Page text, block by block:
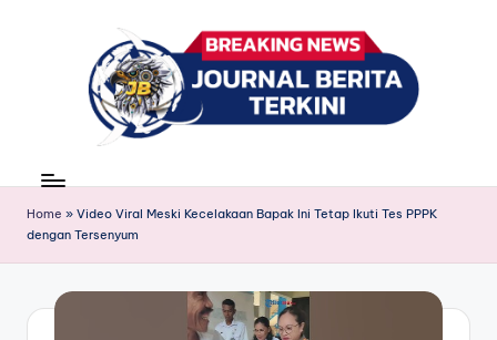
r
n
a
news
Home » Video Viral Meski Kecelakaan Bapak Ini Tetap Ikuti Tes PPPK
dengan Tersenyum